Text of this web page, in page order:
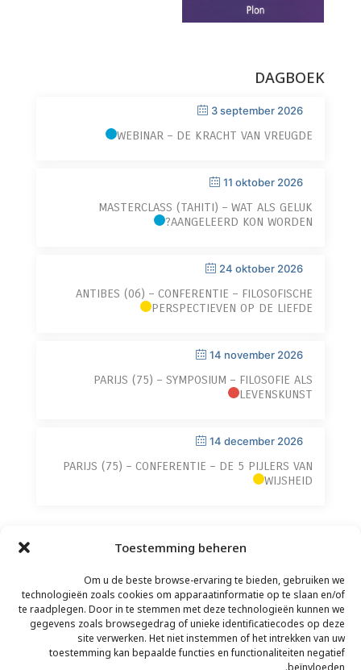
Toestemming beheren
Om u de beste browse-ervaring te bieden, gebruiken we
technologieën zoals cookies om apparaatinformatie op te slaan en/of
te raadplegen. Door in te stemmen met deze technologieën kunnen we
gegevens zoals browsegedrag of unieke identificatiecodes op deze
site verwerken. Het niet instemmen of het intrekken van uw
toestemming kan bepaalde functies en functionaliteiten negatief
beïnvloeden.
DAGBOEK
3 september 2026
WEBINAR – DE KRACHT VAN VREUGDE
11 oktober 2026
MASTERCLASS (TAHITI) – WAT ALS GELUK
AANGELEERD KON WORDEN?
24 oktober 2026
ANTIBES (06) – CONFERENTIE – FILOSOFISCHE
PERSPECTIEVEN OP DE LIEFDE
14 november 2026
PARIJS (75) – SYMPOSIUM – FILOSOFIE ALS
LEVENSKUNST
14 december 2026
PARIJS (75) – CONFERENTIE – DE 5 PIJLERS VAN
WIJSHEID